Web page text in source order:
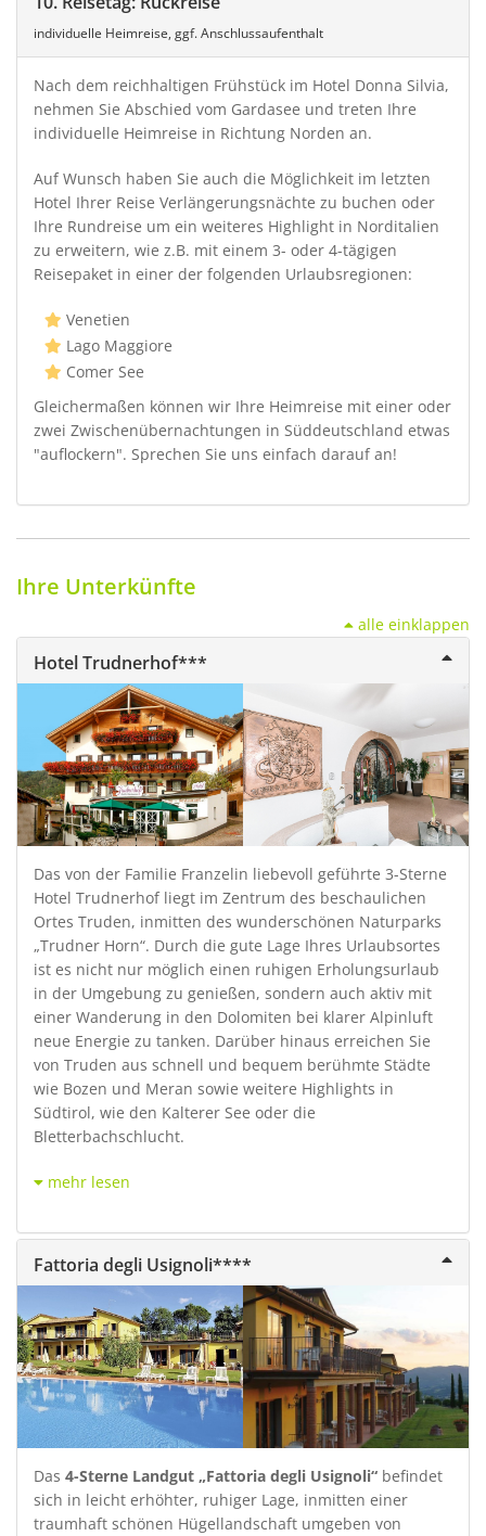
individuelle Heimreise, ggf. Anschlussaufenthalt
Nach dem reichhaltigen Frühstück im Hotel Donna Silvia,
nehmen Sie Abschied vom Gardasee und treten Ihre
individuelle Heimreise in Richtung Norden an.
Auf Wunsch haben Sie auch die Möglichkeit im letzten
Hotel Ihrer Reise Verlängerungsnächte zu buchen oder
Ihre Rundreise um ein weiteres Highlight in Norditalien
zu erweitern, wie z.B. mit einem 3- oder 4-tägigen
Reisepaket in einer der folgenden Urlaubsregionen:
Venetien
Lago Maggiore
Comer See
Gleichermaßen können wir Ihre Heimreise mit einer oder
zwei Zwischenübernachtungen in Süddeutschland etwas
"auflockern". Sprechen Sie uns einfach darauf an!
Ihre Unterkünfte
alle einklappen
Hotel Trudnerhof***
Das von der Familie Franzelin liebevoll geführte 3-Sterne
Hotel Trudnerhof liegt im Zentrum des beschaulichen
Ortes Truden, inmitten des wunderschönen Naturparks
„Trudner Horn“. Durch die gute Lage Ihres Urlaubsortes
ist es nicht nur möglich einen ruhigen Erholungsurlaub
in der Umgebung zu genießen, sondern auch aktiv mit
einer Wanderung in den Dolomiten bei klarer Alpinluft
neue Energie zu tanken. Darüber hinaus erreichen Sie
von Truden aus schnell und bequem berühmte Städte
wie Bozen und Meran sowie weitere Highlights in
Südtirol, wie den Kalterer See oder die
Bletterbachschlucht.
mehr lesen
Fattoria degli Usignoli****
Das 4-Sterne Landgut „Fattoria degli Usignoli“ befindet
sich in leicht erhöhter, ruhiger Lage, inmitten einer
traumhaft schönen Hügellandschaft umgeben von